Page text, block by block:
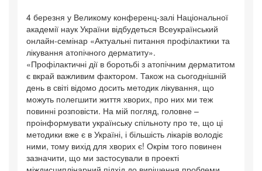
4 березня у Великому конференц-залі Національної
академії наук України відбудеться Всеукраїнський
онлайн-семінар «Актуальні питання профілактики та
лікування атопічного дерматиту».
«Профілактичні дії в боротьбі з атопічним дерматитом
є вкрай важливим фактором. Також на сьогоднішній
день в світі відомо досить методик лікування, що
можуть полегшити життя хворих, про них ми теж
повинні розповісти. На мій погляд, головне –
проінформувати українську спільноту про те, що ці
методики вже є в Україні, і більшість лікарів володіє
ними, тому вихід для хворих є! Окрім того повинен
зазначити, що ми застосували в проекті